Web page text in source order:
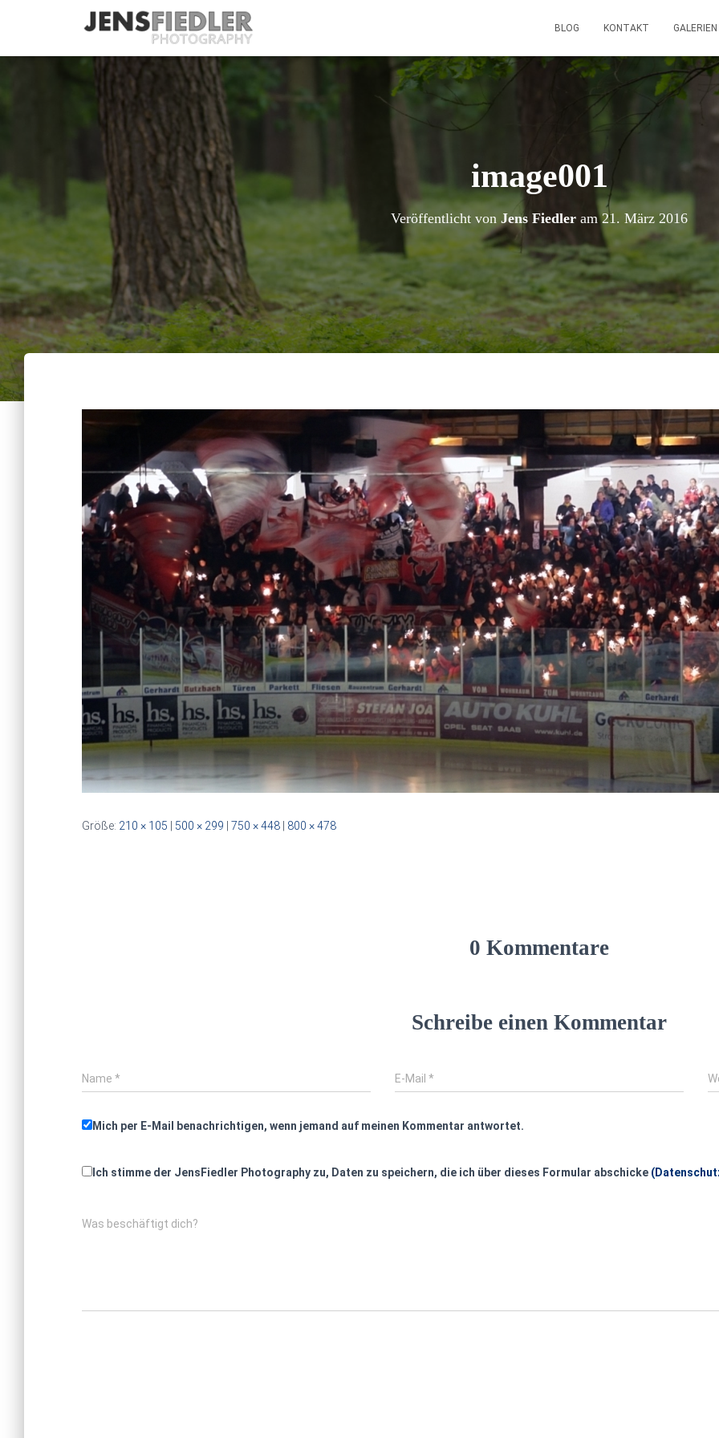
BLOG KONTAKT GALERIEN
image001
Veröffentlicht von Jens Fiedler am21. März 2016
Größe: 210 × 105 500 × 299 750 × 448 800 × 478
0 Kommentare
Schreibe einen Kommentar
Name * E-Mail *
Mich per E-Mail benachrichtigen, wenn jemand auf meinen Kommentar antwortet.
Ich stimme der JensFiedler Photography zu, Daten zu speichern, die ich über dieses Formular abschicke
Was beschäftigt dich?